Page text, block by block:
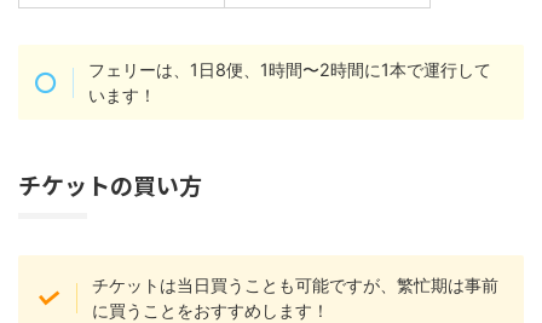
フェリーは、1日8便、1時間〜2時間に1本で運行して
います！
チケットの買い方
チケットは当日買うことも可能ですが、繁忙期は事前
に買うことをおすすめします！